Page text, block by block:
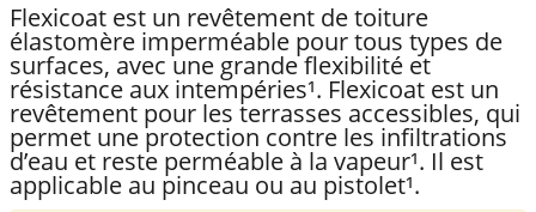
Flexicoat est un revêtement de toiture
élastomère imperméable pour tous types de
surfaces, avec une grande flexibilité et
résistance aux intempéries¹. Flexicoat est un
revêtement pour les terrasses accessibles, qui
permet une protection contre les infiltrations
d’eau et reste perméable à la vapeur¹. Il est
applicable au pinceau ou au pistolet¹.